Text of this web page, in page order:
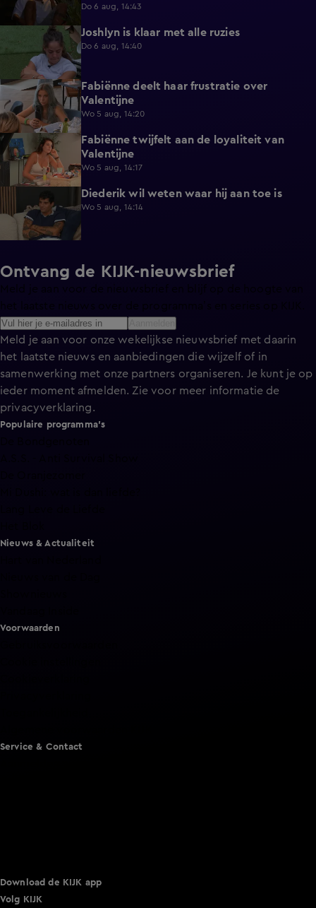
Do 6 aug, 14:43
Joshlyn is klaar met alle ruzies
Do 6 aug, 14:40
0:29
Fabiënne deelt haar frustratie over
Valentijne
Wo 5 aug, 14:20
0:58
Fabiënne twijfelt aan de loyaliteit van
Valentijne
Wo 5 aug, 14:17
Diederik wil weten waar hij aan toe is
Wo 5 aug, 14:14
Ontvang de KIJK-nieuwsbrief
Meld je aan voor onze wekelijkse nieuwsbrief met daarin
het laatste nieuws en aanbiedingen die wijzelf of in
samenwerking met onze partners organiseren. Je kunt je op
ieder moment afmelden. Zie voor meer informatie de
privacyverklaring.
Populaire programma's
Nieuws & Actualiteit
Voorwaarden
Service & Contact
Download de KIJK app
Volg KIJK